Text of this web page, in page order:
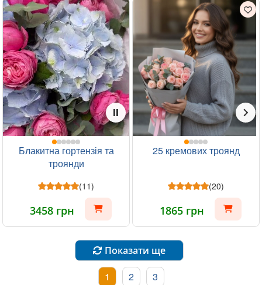
Блакитна гортензія та
троянди
(11)
3458 грн
25 кремових троянд
(20)
1865 грн
Показати ще
1 2 3